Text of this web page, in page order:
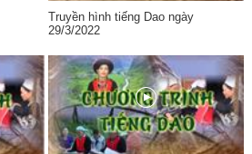
Truyền hình tiếng Dao ngày
29/3/2022